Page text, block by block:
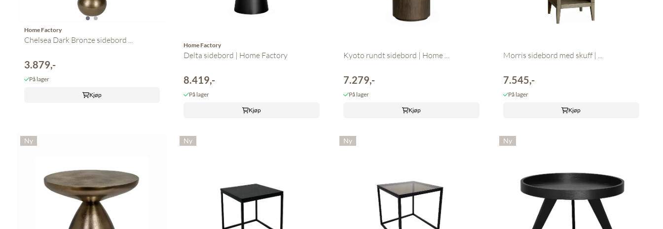
Home Factory
Chelsea Dark Bronze sidebord ...
3.879,-
På lager
Kjøp
Home Factory
Delta sidebord | Home Factory
8.419,-
På lager
Kjøp
Kyoto rundt sidebord | Home ...
7.279,-
På lager
Kjøp
Morris sidebord med skuff | ...
7.545,-
På lager
Kjøp
Ny Ny Ny Ny